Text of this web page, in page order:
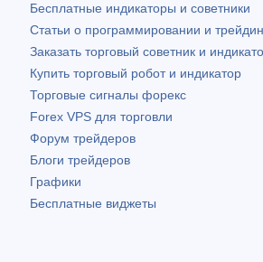
Бесплатные индикаторы и советники
Статьи о программировании и
Заказать торговый советник и
Купить торговый робот и индикатор
Торговые сигналы форекс
Forex VPS для торговли
Форум трейдеров
Блоги трейдеров
Графики
Бесплатные виджеты